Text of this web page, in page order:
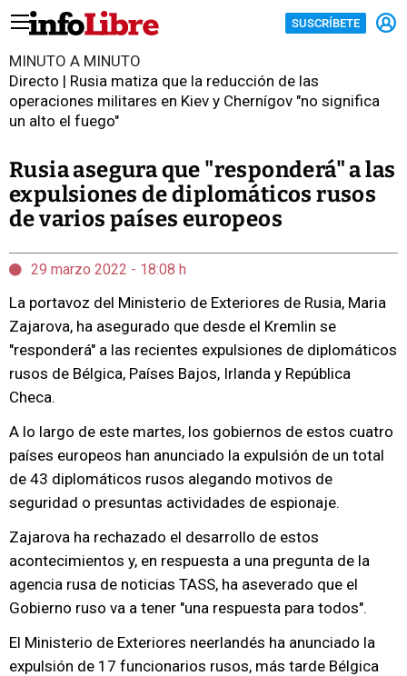
SUSCRÍBETE
MINUTO A MINUTO
Directo | Rusia matiza que la reducción de las
operaciones militares en Kiev y Chernígov "no significa
un alto el fuego"
Rusia asegura que "responderá" a las
expulsiones de diplomáticos rusos
de varios países europeos
29 marzo 2022 - 18:08 h
La portavoz del Ministerio de Exteriores de Rusia, Maria
Zajarova, ha asegurado que desde el Kremlin se
"responderá" a las recientes expulsiones de diplomáticos
rusos de Bélgica, Países Bajos, Irlanda y República
Checa.
A lo largo de este martes, los gobiernos de estos cuatro
países europeos han anunciado la expulsión de un total
de 43 diplomáticos rusos alegando motivos de
seguridad o presuntas actividades de espionaje.
Zajarova ha rechazado el desarrollo de estos
acontecimientos y, en respuesta a una pregunta de la
agencia rusa de noticias TASS, ha aseverado que el
Gobierno ruso va a tener "una respuesta para todos".
El Ministerio de Exteriores neerlandés ha anunciado la
expulsión de 17 funcionarios rusos, más tarde Bélgica